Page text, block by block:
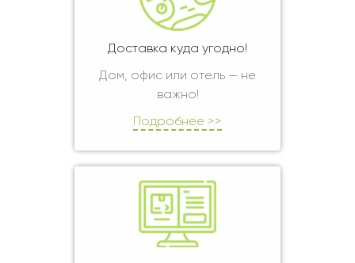
Доставка куда угодно!
Дом, офис или отель — не
важно!
Подробнее >>